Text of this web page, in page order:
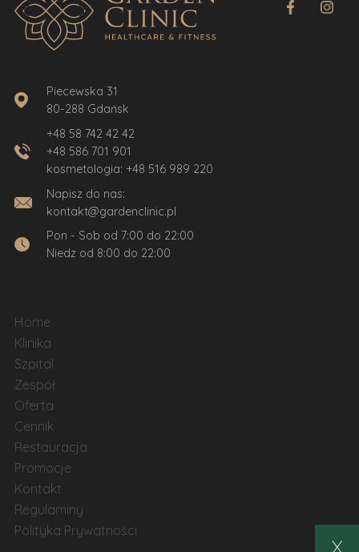
Piecewska 31
80-288 Gdańsk
+48 58 742 42 42
+48 586 701 901
kosmetologia: +48 516 989 220
Napisz do nas:
kontakt@gardenclinic.pl
Pon - Sob od 7:00 do 22:00
Niedz od 8:00 do 22:00
Home
Klinika
Szpital
Zespół
Oferta
Cennik
Restauracja
Promocje
Kontakt
Regulaminy
Polityka Prywatności
X